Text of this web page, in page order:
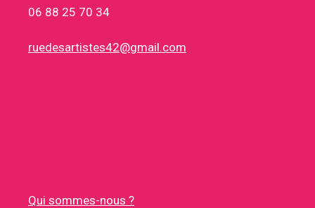
06 88 25 70 34
ruedesartistes42@gmail.com
Qui sommes-nous ?